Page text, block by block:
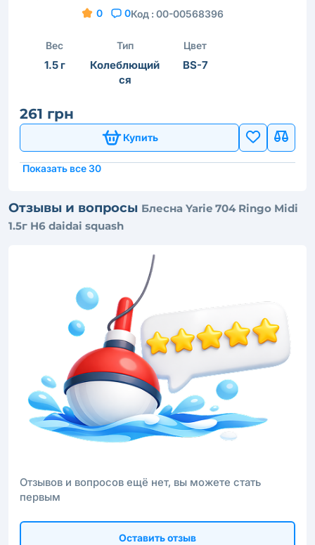
0 0Код : 00-00568396
Вес
1.5 г
Тип
Колеблющий
ся
Цвет
BS-7
261 грн
Купить
Показать все 30
Отзывы и вопросы Блесна Yarie 704 Ringo Midi
1.5г H6 daidai squash
Отзывов и вопросов ещё нет, вы можете стать
первым
Оставить отзыв